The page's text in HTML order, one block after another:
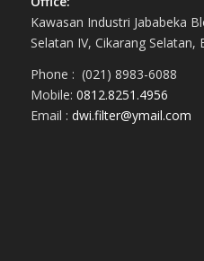
Kawasan Industri Jababeka
Selatan IV, Cikarang Selatan,
Phone : (021) 8983-6088
Mobile: 0812.8251.4956
Email : dwi.filter@ymail.com